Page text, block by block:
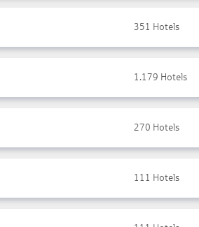
351 Hotels
1.179 Hotels
270 Hotels
111 Hotels